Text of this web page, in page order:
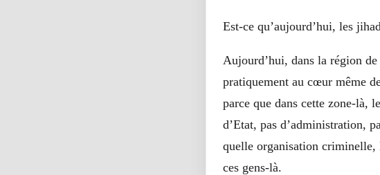
Est-ce qu’aujourd’hui, les
Aujourd’hui, dans la région
pratiquement au cœur même
parce que dans cette zone-là,
d’Etat, pas d’administration,
quelle organisation criminelle,
ces gens-là.